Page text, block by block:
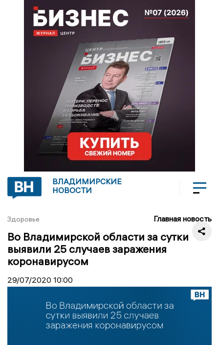
ВЛАДИМИРСКИЕ
НОВОСТИ
Здоровье Главная новость
Во Владимирской области за сутки
выявили 25 случаев заражения
коронавирусом
29/07/2020 10:00